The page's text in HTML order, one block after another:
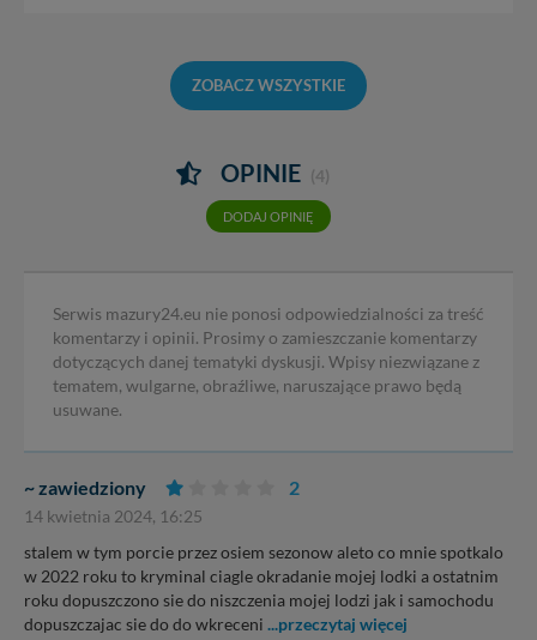
ZOBACZ WSZYSTKIE
OPINIE (4)
DODAJ OPINIĘ
Serwis mazury24.eu nie ponosi odpowiedzialności za treść
komentarzy i opinii. Prosimy o zamieszczanie komentarzy
dotyczących danej tematyki dyskusji. Wpisy niezwiązane z
tematem, wulgarne, obraźliwe, naruszające prawo będą
usuwane.
~ zawiedziony 2
14 kwietnia 2024, 16:25
stalem w tym porcie przez osiem sezonow aleto co mnie spotkalo
w 2022 roku to kryminal ciagle okradanie mojej lodki a ostatnim
roku dopuszczono sie do niszczenia mojej lodzi jak i samochodu
dopuszczajac sie do do wkreceni ...przeczytaj więcej